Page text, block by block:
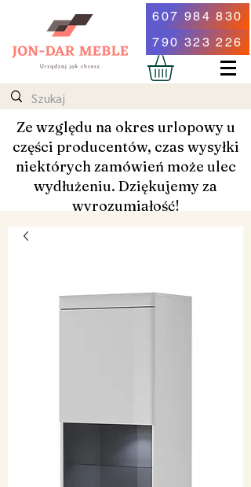
607 984 830
790 323 226
Ze względu na okres urlopowy u
części producentów, czas wysyłki
niektórych zamówień może ulec
wydłużeniu. Dziękujemy za
wyrozumiałość!